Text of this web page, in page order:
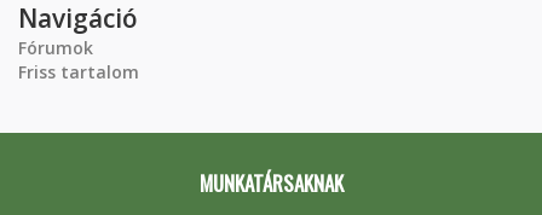
Navigáció
Fórumok
Friss tartalom
MUNKATÁRSAKNAK